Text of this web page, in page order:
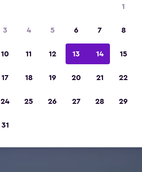
1
3 4 5 6 7 8
10 11 12 13 14 15
17 18 19 20 21 22
24 25 26 27 28 29
31